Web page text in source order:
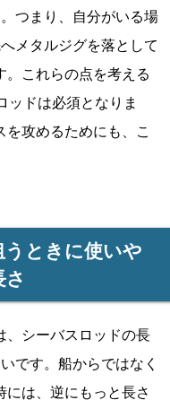
つまり、自分がいる場
メタルジグを落として
。これらの点を考える
ッドは必須となりま
攻めるためにも、こ
ときに使いや
、シーバスロッドの長
です。船からではなく
は、逆にもっと長さ